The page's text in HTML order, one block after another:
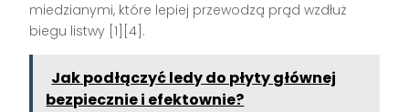
miedzianymi, które lepiej przewodzą prąd wzdłuż
biegu listwy [1][4].
Jak podłączyć ledy do płyty głównej
bezpiecznie i efektownie?